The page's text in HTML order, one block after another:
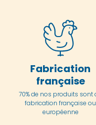
Fabrication
française
70% de nos produits sont
fabrication française ou
européenne